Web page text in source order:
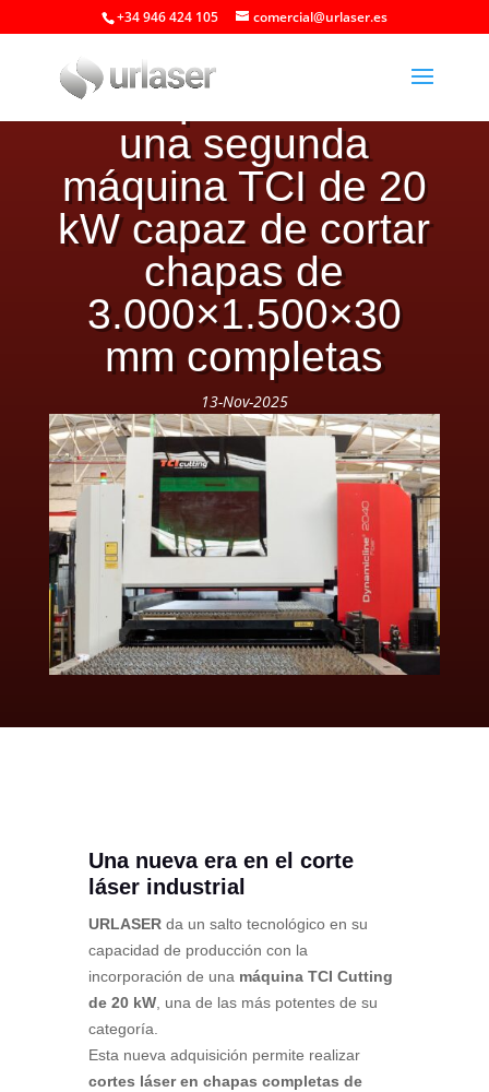
+34 946 424 105 comercial@urlaser.es
URLASER amplía
su capacidad con
una segunda
máquina TCI de 20
kW capaz de cortar
chapas de
3.000×1.500×30
mm completas
13-Nov-2025
Una nueva era en el corte
láser industrial
URLASERda un salto tecnológico en su
capacidad de producción con la
incorporación de una máquina TCI Cutting
de 20 kW, una de las más potentes de su
categoría.
Esta nueva adquisición permite realizar
cortes láser en chapas completas de